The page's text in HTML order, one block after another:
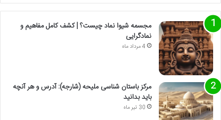
مجسمه شیوا نماد چیست؟ | کشف کامل مفاهیم و
نمادگرایی
4 مرداد ماه
مرکز باستان شناسی ملیحه (شارجه): آدرس و هر آنچه
باید بدانید
30 تیر ماه